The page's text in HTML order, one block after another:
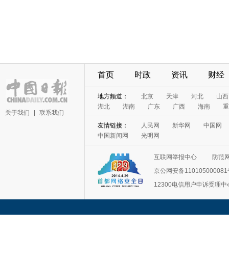
关于我们 联系我们
首页 时政 资讯 财经
地方频道： 北京 天津 河北
山西
湖北
湖南 广东 广西 海南
友情链接： 人民网 新华网
中国网
中国新闻网
光明网
互联网举报中心
防范
京公网安备110105000081
12300电信用户申诉受理中